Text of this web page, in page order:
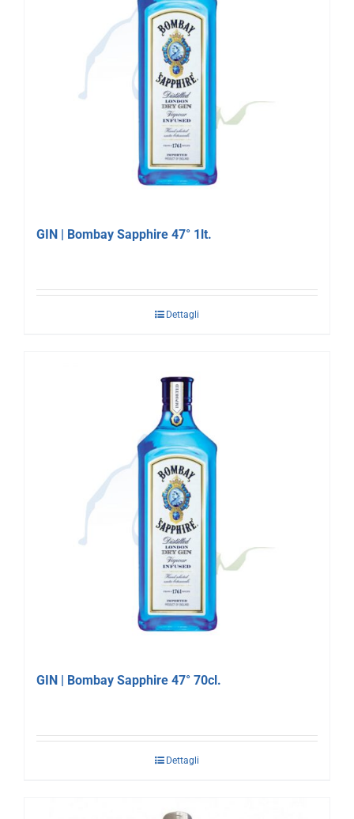
GIN | Bombay Sapphire 47° 1lt.
Dettagli
GIN | Bombay Sapphire 47° 70cl.
Dettagli